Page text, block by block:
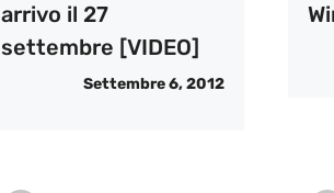
arrivo il 27
settembre [VIDEO]
Settembre 6, 2012